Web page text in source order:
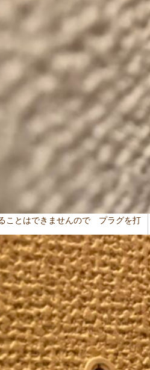
ことはできませんので プラグを打